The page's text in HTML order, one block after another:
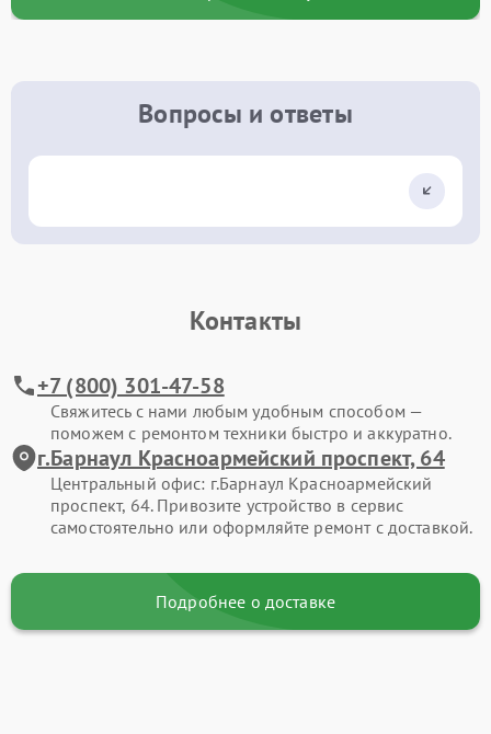
Вопросы и ответы
Контакты
+7 (800) 301-47-58
Свяжитесь с нами любым удобным способом —
поможем с ремонтом техники быстро и аккуратно.
г.Барнаул Красноармейский проспект, 64
Центральный офис: г.Барнаул Красноармейский
проспект, 64. Привозите устройство в сервис
самостоятельно или оформляйте ремонт с доставкой.
Подробнее о доставке